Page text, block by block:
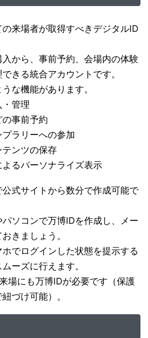
来場者が取得すべきデジタルID
入から、事前予約、会場内の体験
きる統合アカウントです。
な機能があります。
・管理
の事前予約
プラリーへの参加
テンツの保存
よるパーソナライズ表示
式サイトから数分で作成可能で
ソコンで万博IDを作成し、メー
きましょう。
でログインした状態を提示する
ーズに行えます。
場にも万博IDが必要です（保護
づけ可能）。